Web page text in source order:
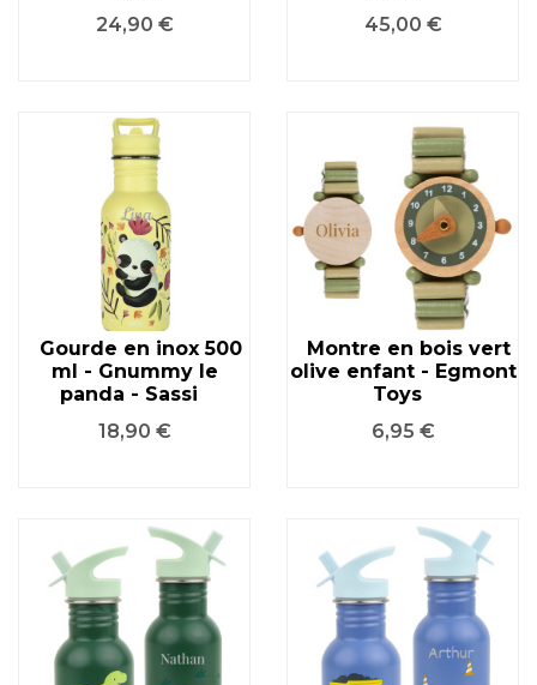
Prix
24,90 €
Prix
45,00 €
Gourde en inox 500
ml - Gnummy le
panda - Sassi
Prix
18,90 €
Montre en bois vert
olive enfant - Egmont
Toys
Prix
6,95 €